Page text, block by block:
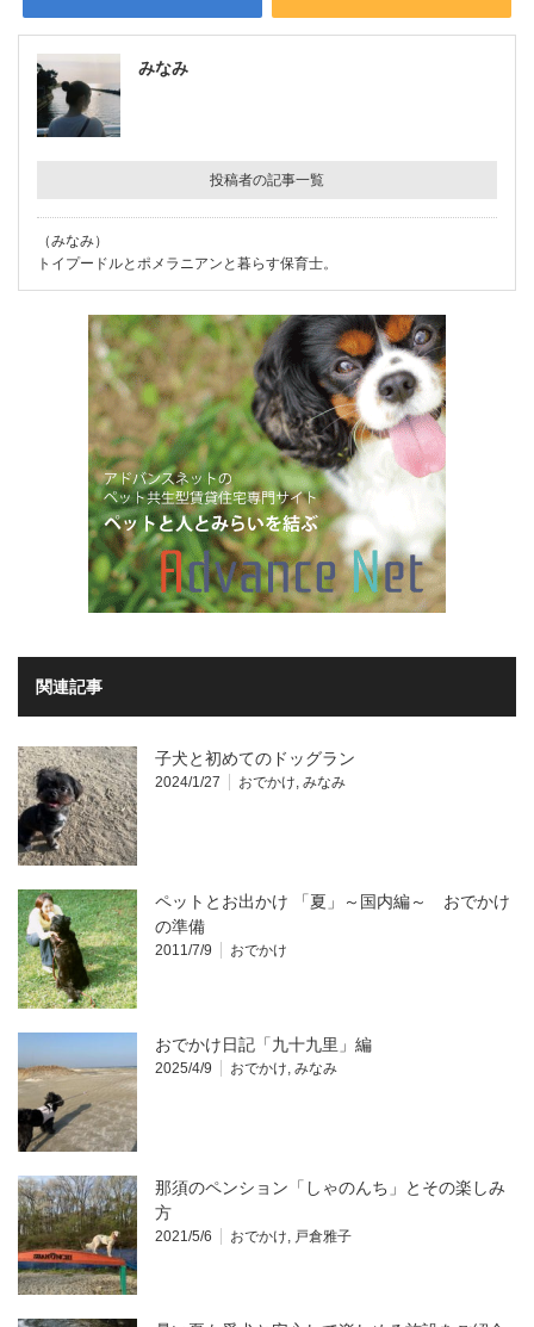
みなみ
投稿者の記事一覧
（みなみ）
トイプードルとポメラニアンと暮らす保育士。
関連記事
子犬と初めてのドッグラン
2024/1/27 おでかけ みなみ
ペットとお出かけ 「夏」～国内編～ おでかけ
の準備
2011/7/9 おでかけ
おでかけ日記「九十九里」編
2025/4/9 おでかけ みなみ
那須のペンション「しゃのんち」とその楽しみ
方
2021/5/6 おでかけ 戸倉雅子